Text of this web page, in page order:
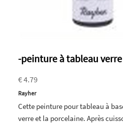
-peinture à tableau
€ 4.79
Rayher
Cette peinture pour tableau à
verre et la porcelaine. Après